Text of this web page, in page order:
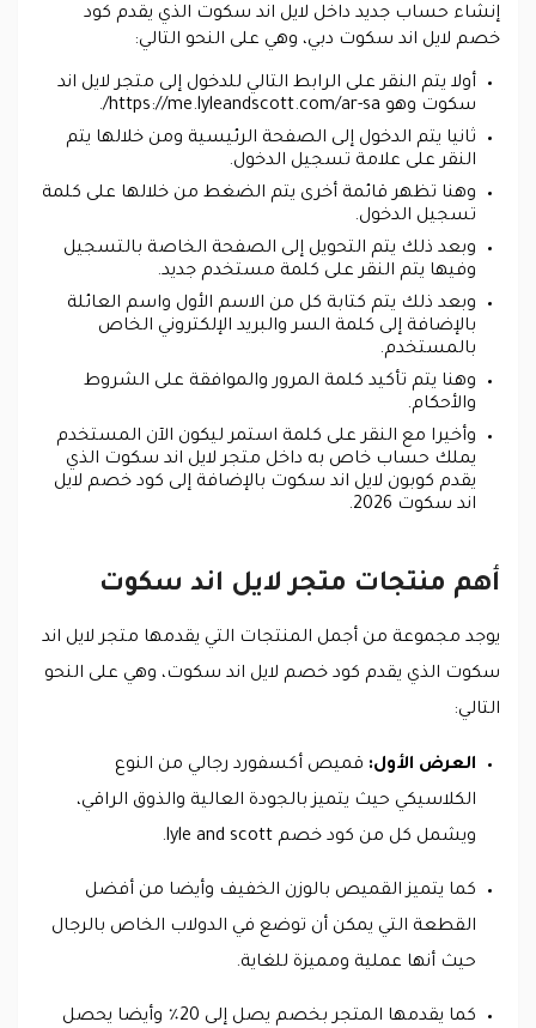
إنشاء حساب جديد داخل لايل اند سكوت الذي يقدم كود
خصم لايل اند سكوت دبي، وهي على النحو التالي:
أولا يتم النقر على الرابط التالي للدخول إلى متجر لايل اند
سكوت وهو https://me.lyleandscott.com/ar-sa/.
ثانيا يتم الدخول إلى الصفحة الرئيسية ومن خلالها يتم
النقر على علامة تسجيل الدخول.
وهنا تظهر قائمة أخرى يتم الضغط من خلالها على كلمة
تسجيل الدخول.
وبعد ذلك يتم التحويل إلى الصفحة الخاصة بالتسجيل
وفيها يتم النقر على كلمة مستخدم جديد.
وبعد ذلك يتم كتابة كل من الاسم الأول واسم العائلة
بالإضافة إلى كلمة السر والبريد الإلكتروني الخاص
بالمستخدم.
وهنا يتم تأكيد كلمة المرور والموافقة على الشروط
والأحكام.
وأخيرا مع النقر على كلمة استمر ليكون الآن المستخدم
يملك حساب خاص به داخل متجر لايل اند سكوت الذي
يقدم كوبون لايل اند سكوت بالإضافة إلى كود خصم لايل
اند سكوت 2026.
أهم منتجات متجر لايل اند سكوت
يوجد مجموعة من أجمل المنتجات التي يقدمها متجر لايل اند
سكوت الذي يقدم كود خصم لايل اند سكوت، وهي على النحو
التالي:
العرض الأول: قميص أكسفورد رجالي من النوع
الكلاسيكي حيث يتميز بالجودة العالية والذوق الراقي،
ويشمل كل من كود خصم lyle and scott.
كما يتميز القميص بالوزن الخفيف وأيضا من أفضل
القطعة التي يمكن أن توضع في الدولاب الخاص بالرجال
حيث أنها عملية ومميزة للغاية.
كما يقدمها المتجر بخصم يصل إلى 20٪ وأيضا يحصل